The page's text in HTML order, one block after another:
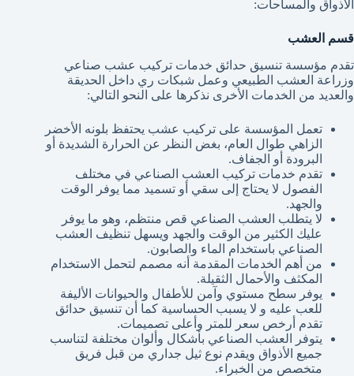
الأذواق والمساحات:
قسم العشب
تقدم مؤسسة تنسيق حدائق خدمات تركيب عشب صناعي
وزراعة العشب الطبيعي وعمل شبكات ري داخل الحديقة
والعديد من الخدمات الأخرى نذكرها على النحو التالي:
تعمل المؤسسة على تركيب عشب يحتفظ بلونه الأخضر
الزاهي طوال العام، بغض النظر عن الحرارة الشديدة أو
البرودة أو الجفاف.
تقدم خدمات تركيب العشب الصناعي في مختلف
الفصول لا يحتاج إلى سقي أو تسميد مما يوفر الوقت
والجهد.
لا يتطلب العشب الصناعي قص منتظم، وهو ما يوفر
عليك الكثير من الوقت والجهد ويسهل تنظيف العشب
الصناعي باستخدام الماء والصابون.
من أهم الخدمات المقدمة أنه مصمم لتحمل الاستخدام
المكثف والأحمال الثقيلة.
يوفر سطح مستوي وآمن للأطفال والحيوانات الأليفة
للعب عليه و لا يسبب الحساسية كما أن تنسيق حدائق
تقدم أرخص سعر للمتر وأعلى تصميمات.
يتوفر العشب الصناعي بأشكال وألوان مختلفة لتناسب
جميع الأذواق ويقدم نوع ثيل جداري من قبل فريق
متخصص من الخبراء.